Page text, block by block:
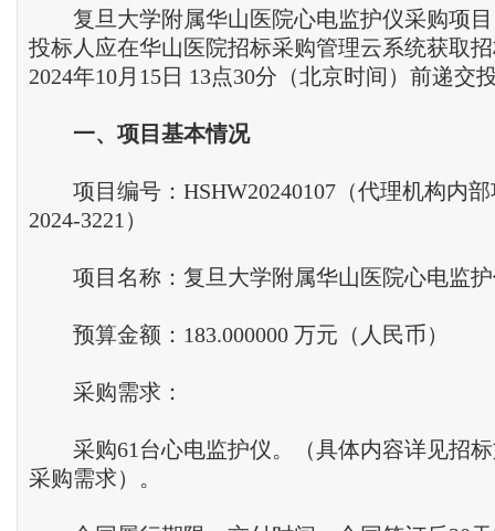
复旦大学附属华山医院心电监护仪采购项目
投标人应在华山医院招标采购管理云系统获取
2024年10月15日 13点30分（北京时间）前递交
一、 项目基本情况
项目编号：HSHW20240107（代理机构内部
2024-3221）
项目名称：复旦大学附属华山医院心电监护
预算金额：183.000000 万元（人民币）
采购需求：
采购61台心电监护仪。（具体内容详见招
采购需求）。